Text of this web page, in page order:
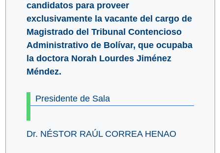
candidatos para proveer
exclusivamente la vacante del cargo de
Magistrado del Tribunal Contencioso
Administrativo de Bolívar, que ocupaba
la doctora Norah Lourdes Jiménez
Méndez.
Presidente de Sala
Dr. NÉSTOR RAÚL CORREA HENAO